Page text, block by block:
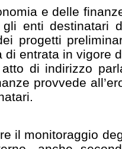
e delle
enti destinatari
progetti
di entrata in vigore
di indirizzo
provvede
il monitoraggio